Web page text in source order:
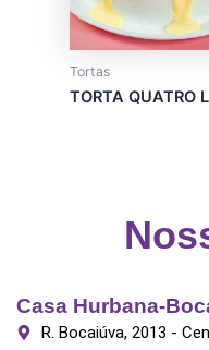
Tortas
TORTA QUATRO
The
options
chosen
Casa Hurbana-
R. Bocaiúva, 2013 -